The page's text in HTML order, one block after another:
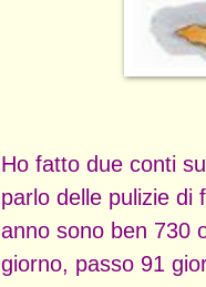
Ho fatto due conti
parlo delle pulizie di
anno sono ben 730
giorno, passo 91